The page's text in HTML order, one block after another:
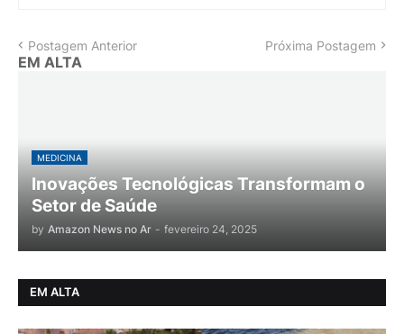
Postagem Anterior Próxima Postagem
EM ALTA
MEDICINA
Inovações Tecnológicas Transformam o
Setor de Saúde
by Amazon News no Ar - fevereiro 24, 2025
EM ALTA